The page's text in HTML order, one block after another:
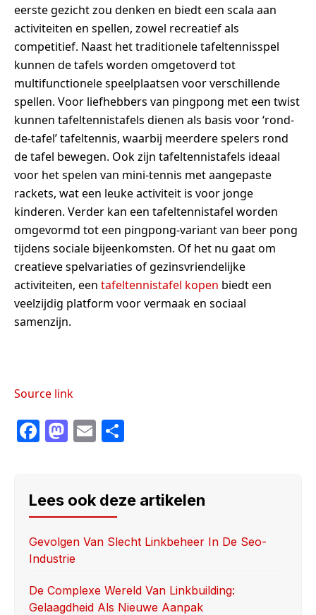
eerste gezicht zou denken en biedt een scala aan
activiteiten en spellen, zowel recreatief als
competitief. Naast het traditionele tafeltennisspel
kunnen de tafels worden omgetoverd tot
multifunctionele speelplaatsen voor verschillende
spellen. Voor liefhebbers van pingpong met een twist
kunnen tafeltennistafels dienen als basis voor ‘rond-
de-tafel’ tafeltennis, waarbij meerdere spelers rond
de tafel bewegen. Ook zijn tafeltennistafels ideaal
voor het spelen van mini-tennis met aangepaste
rackets, wat een leuke activiteit is voor jonge
kinderen. Verder kan een tafeltennistafel worden
omgevormd tot een pingpong-variant van beer pong
tijdens sociale bijeenkomsten. Of het nu gaat om
creatieve spelvariaties of gezinsvriendelijke
activiteiten, een tafeltennistafel kopen biedt een
veelzijdig platform voor vermaak en sociaal
samenzijn.
Source link
F
e
b
o
o
k
M
o
d
o
n
E
e
Lees ook deze artikelen
Gevolgen Van Slecht Linkbeheer In De Seo-
Industrie
De Complexe Wereld Van Linkbuilding:
Gelaagdheid Als Nieuwe Aanpak